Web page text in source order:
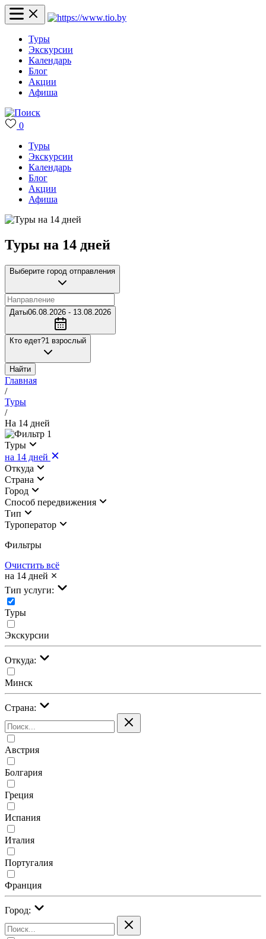
Туры
Экскурсии
Календарь
Блог
Акции
Афиша
0
Туры
Экскурсии
Календарь
Блог
Акции
Афиша
Туры на 14 дней
Выберите город отправления
Даты06.08.2026 - 13.08.2026
Кто едет?1 взрослый
Найти
Главная
/
Туры
/
На 14 дней
1
Туры
на 14 дней
Откуда
Страна
Город
Cпособ передвижения
Тип
Туроператор
Фильтры
Очистить всё
на 14 дней
Тип услуги:
Туры
Экскурсии
Откуда:
Минск
Страна:
Австрия
Болгария
Греция
Испания
Италия
Португалия
Франция
Город: